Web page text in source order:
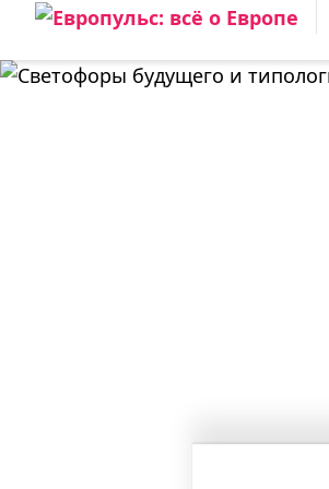
Skip
content
ЕВРОПУЛЬС: ВСЁ О ЕВРОПЕ